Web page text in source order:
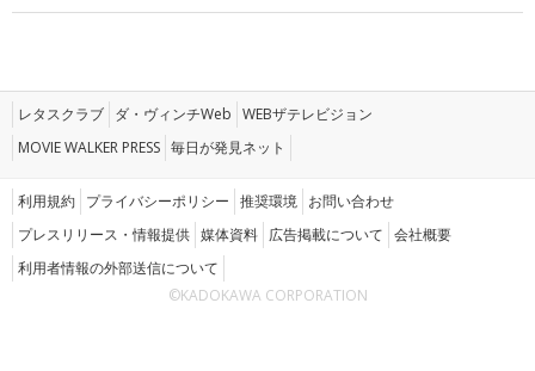
レタスクラブ ダ・ヴィンチWeb WEBザテレビジョン
MOVIE WALKER PRESS 毎日が発見ネット
利用規約 プライバシーポリシー 推奨環境 お問い合わせ
プレスリリース・情報提供 媒体資料 広告掲載について 会社概要
利用者情報の外部送信について
©KADOKAWA CORPORATION